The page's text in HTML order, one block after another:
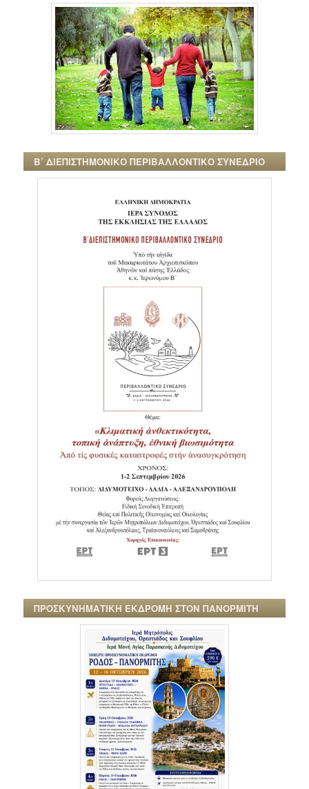
Β΄ ΔΙΕΠΙΣΤΗΜΟΝΙΚΟ ΠΕΡΙΒΑΛΛΟΝΤΙΚΟ ΣΥΝΕΔΡΙΟ
ΠΡΟΣΚΥΝΗΜΑΤΙΚΗ ΕΚΔΡΟΜΗ ΣΤΟΝ ΠΑΝΟΡΜΙΤΗ